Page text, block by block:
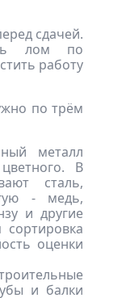
сдачей.
лом по
работу
по трём
металл
В
сталь,
- медь,
и другие
сортировка
оценки
и балки